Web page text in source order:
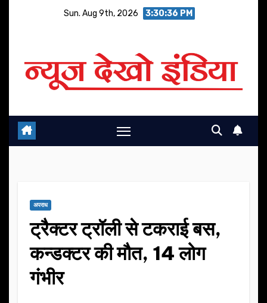
Sun. Aug 9th, 2026 3:30:37 PM
अपराध
ट्रैक्टर ट्रॉली से टकराई बस,
कन्डक्टर की मौत, 14 लोग
गंभीर